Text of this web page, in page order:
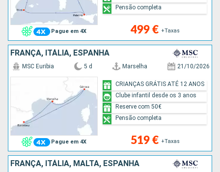
Pague em 4X 499 € +Taxas
Pensão completa
FRANÇA, ITÁLIA, ESPANHA
Pague em 4X
MSC Euribia 5 d Marselha 21/10/2026
519 € +Taxas
CRIANÇAS GRÁTIS ATÉ 12 ANOS
Clube infantil desde os 3 anos
Reserve com 50€
Pensão completa
FRANÇA, ITÁLIA, MALTA, ESPANHA